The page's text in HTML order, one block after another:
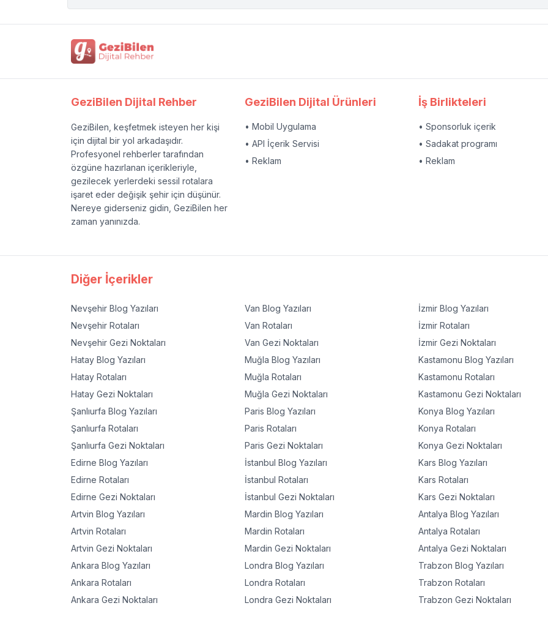
GeziBilen Dijital Rehber
GeziBilen, keşfetmek isteyen her kişi
için dijital bir yol arkadaşıdır.
Profesyonel rehberler tarafından
özgüne hazırlanan içerikleriyle,
gezilecek yerlerdeki sessil rotalara
işaret eder değişik şehir için düşünür.
Nereye giderseniz gidin, GeziBilen her
zaman yanınızda.
GeziBilen Dijital Ürünleri
• Mobil Uygulama
• API İçerik Servisi
• Reklam
İş Birlikteleri
• Sponsorluk içerik
• Sadakat programı
• Reklam
Diğer İçerikler
Nevşehir Blog Yazıları
Nevşehir Rotaları
Nevşehir Gezi Noktaları
Hatay Blog Yazıları
Hatay Rotaları
Hatay Gezi Noktaları
Şanlıurfa Blog Yazıları
Şanlıurfa Rotaları
Şanlıurfa Gezi Noktaları
Edirne Blog Yazıları
Edirne Rotaları
Edirne Gezi Noktaları
Artvin Blog Yazıları
Artvin Rotaları
Artvin Gezi Noktaları
Ankara Blog Yazıları
Ankara Rotaları
Ankara Gezi Noktaları
Van Blog Yazıları
Van Rotaları
Van Gezi Noktaları
Muğla Blog Yazıları
Muğla Rotaları
Muğla Gezi Noktaları
Paris Blog Yazıları
Paris Rotaları
Paris Gezi Noktaları
İstanbul Blog Yazıları
İstanbul Rotaları
İstanbul Gezi Noktaları
Mardin Blog Yazıları
Mardin Rotaları
Mardin Gezi Noktaları
Londra Blog Yazıları
Londra Rotaları
Londra Gezi Noktaları
İzmir Blog Yazıları
İzmir Rotaları
İzmir Gezi Noktaları
Kastamonu Blog Yazıları
Kastamonu Rotaları
Kastamonu Gezi Noktaları
Konya Blog Yazıları
Konya Rotaları
Konya Gezi Noktaları
Kars Blog Yazıları
Kars Rotaları
Kars Gezi Noktaları
Antalya Blog Yazıları
Antalya Rotaları
Antalya Gezi Noktaları
Trabzon Blog Yazıları
Trabzon Rotaları
Trabzon Gezi Noktaları